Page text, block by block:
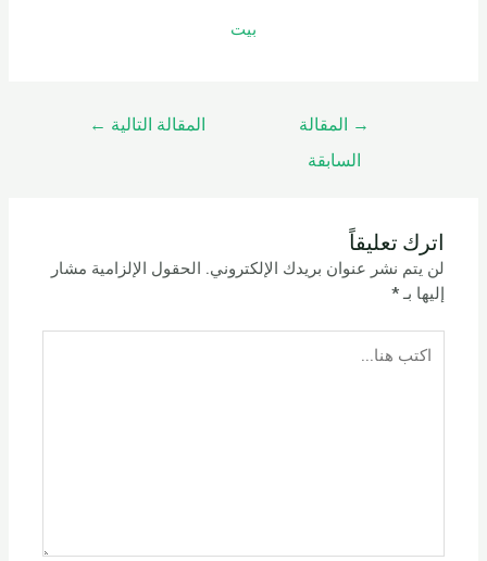
بيت
→
المقالة
السابقة
المقالة التالية ←
اترك تعليقاً
لن يتم نشر عنوان بريدك الإلكتروني. الحقول الإلزامية مشار
إليها بـ*
هنا...